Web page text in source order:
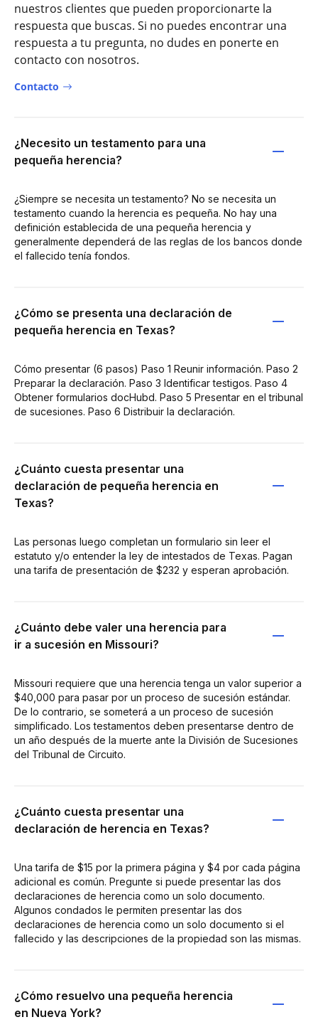
nuestros clientes que pueden proporcionarte la
respuesta que buscas. Si no puedes encontrar una
respuesta a tu pregunta, no dudes en ponerte en
contacto con nosotros.
Contacto
¿Necesito un testamento para una
pequeña herencia?
¿Siempre se necesita un testamento? No se necesita un
testamento cuando la herencia es pequeña. No hay una
definición establecida de una pequeña herencia y
generalmente dependerá de las reglas de los bancos donde
el fallecido tenía fondos.
¿Cómo se presenta una declaración de
pequeña herencia en Texas?
Cómo presentar (6 pasos) Paso 1 Reunir información. Paso 2
Preparar la declaración. Paso 3 Identificar testigos. Paso 4
Obtener formularios docHubd. Paso 5 Presentar en el tribunal
de sucesiones. Paso 6 Distribuir la declaración.
¿Cuánto cuesta presentar una
declaración de pequeña herencia en
Texas?
Las personas luego completan un formulario sin leer el
estatuto y/o entender la ley de intestados de Texas. Pagan
una tarifa de presentación de $232 y esperan aprobación.
¿Cuánto debe valer una herencia para
ir a sucesión en Missouri?
Missouri requiere que una herencia tenga un valor superior a
$40,000 para pasar por un proceso de sucesión estándar.
De lo contrario, se someterá a un proceso de sucesión
simplificado. Los testamentos deben presentarse dentro de
un año después de la muerte ante la División de Sucesiones
del Tribunal de Circuito.
¿Cuánto cuesta presentar una
declaración de herencia en Texas?
Una tarifa de $15 por la primera página y $4 por cada página
adicional es común. Pregunte si puede presentar las dos
declaraciones de herencia como un solo documento.
Algunos condados le permiten presentar las dos
declaraciones de herencia como un solo documento si el
fallecido y las descripciones de la propiedad son las mismas.
¿Cómo resuelvo una pequeña herencia
en Nueva York?